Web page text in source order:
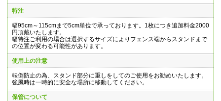
特注
幅95cm～115cmまで5cm単位で承っております。1枚につき追加料金2000
円頂戴いたします。
幅特注ご利用の場合は選択するサイズによりフェンス端からスタンドまで
の位置が変わる可能性があります。
使用上の注意
転倒防止の為、スタンド部分に重しをしてのご使用をお勧めいたします。
強風時は一時的に安全な場所に移動してください。
保管について